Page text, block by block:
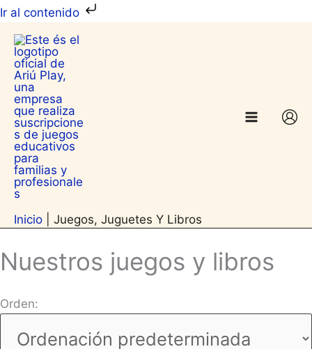
Ir al contenido
Ir
contenido
Inicio Juegos, Juguetes Y Libros
Nuestros juegos y libros
Orden: